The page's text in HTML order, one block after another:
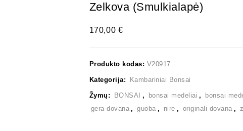
Zelkova (smulkialapė)
170,00 €
Produkto kodas: V20917
Kategorija: Kambariniai Bonsai
Žymų: BONSAI , bonsai medeliai , bonsai
gera dovana , guoba , nire , originali dovana ,